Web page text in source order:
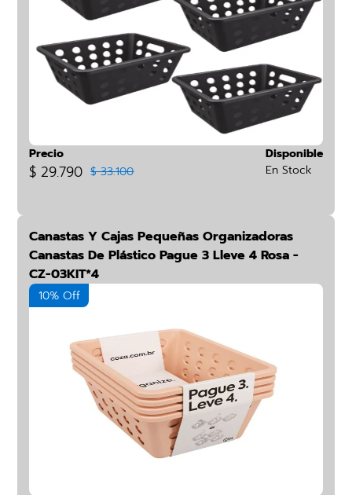
Precio
$ 29.790 $ 33.100
Disponible
En Stock
Canastas Y Cajas Pequeñas Organizadoras
Canastas De Plástico Pague 3 Lleve 4 Rosa -
CZ-03KIT*4
10% Off